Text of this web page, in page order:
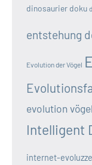
dinosaurier doku
entstehung
Evolution der Vögel
evolution vögel
Intelligent
internet-